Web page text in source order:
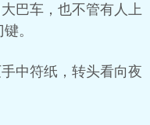
巴车，也不管有人上
。
中符纸，转头看向夜